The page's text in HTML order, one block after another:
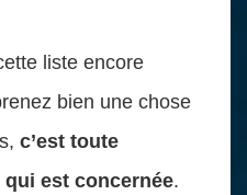
liste encore
bien une chose
c’est toute
qui est concernée.